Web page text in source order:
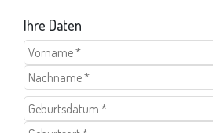
Ihre Daten